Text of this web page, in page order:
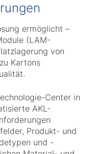
ermöglicht –
(LAM-
von
Kartons
Center in
AKL-
Produkt- und
und -